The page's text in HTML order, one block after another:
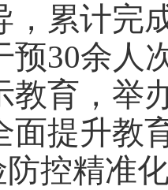
，累计完
预30余人
教育，举
面提升教
控精准